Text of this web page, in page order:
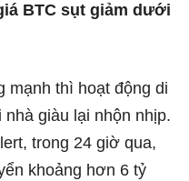
BTC sụt giảm dưới
mạnh thì hoạt động di
giàu lại nhộn nhịp.
trong 24 giờ qua,
khoảng hơn 6 tỷ